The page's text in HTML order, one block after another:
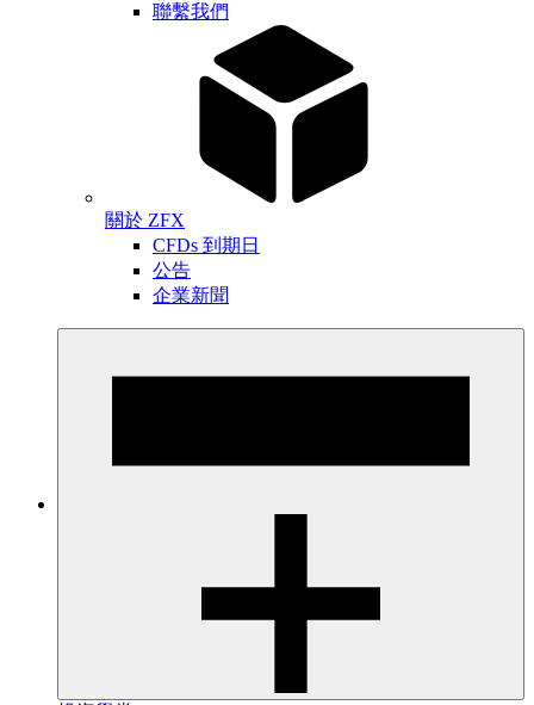
聯繫我們
關於 ZFX
CFDs 到期日
公告
企業新聞